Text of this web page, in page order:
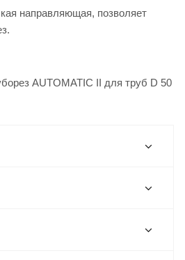
направляющая, позволяет
AUTOMATIC II для труб D 50